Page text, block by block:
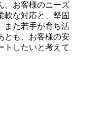
。お客様のニーズ
軟な対応と、堅固
また若手が育ち活
とも、お客様の安
トしたいと考えて